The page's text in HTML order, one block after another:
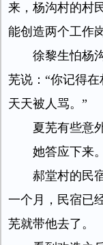
来，杨沟村的村
能创造两个工作
徐黎生怕杨
芜说：“你记得
天天被人骂。”
夏芜有些意
她答应下来。
郝堂村的民
一个月，民宿已
芜就带他去了。